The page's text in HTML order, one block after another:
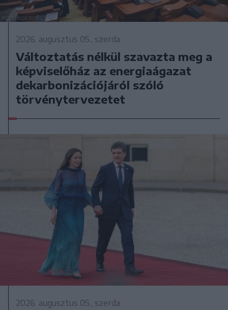
2026. augusztus 05., szerda
Változtatás nélkül szavazta meg a
képviselőház az energiaágazat
dekarbonizációjáról szóló
törvénytervezetet
2026. augusztus 05., szerda